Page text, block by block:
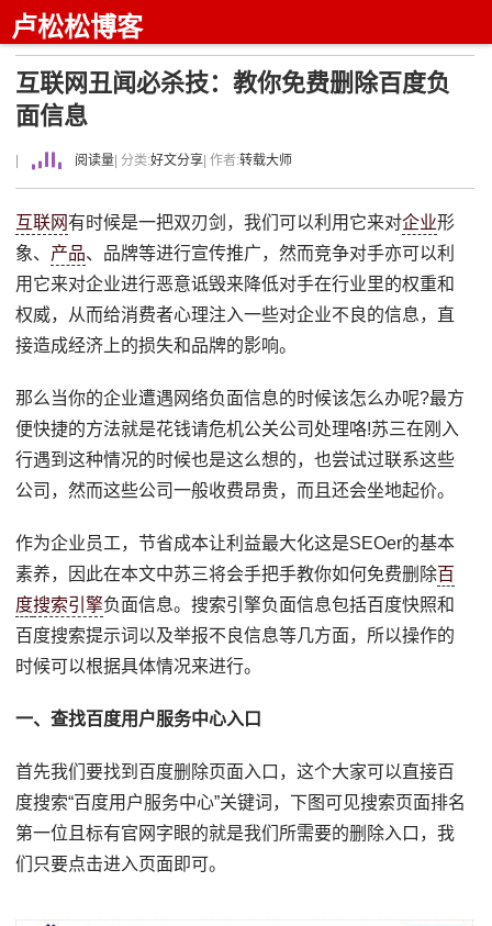
卢松松博客
互联网丑闻必杀技：教你免费删除百度负
面信息
阅读量 | 分类:好文分享 | 作者:转载大师
互联网有时候是一把双刃剑，我们可以利用它来对企业形
象、 产品、品牌等进行宣传推广，然而竞争对手亦可以利
用它来对企业进行恶意诋毁来降低对手在行业里的权重和
权威，从而给消费者心理注入一些对企业不良的信息，直
接造成经济上的损失和品牌的影响。
那么当你的企业遭遇网络负面信息的时候该怎么办呢?最方
便快捷的方法就是花钱请危机公关公司处理咯!苏三在刚入
行遇到这种情况的时候也是这么想的，也尝试过联系这些
公司，然而这些公司一般收费昂贵，而且还会坐地起价。
作为企业员工，节省成本让利益最大化这是SEOer的基本
素养，因此在本文中苏三将会手把手教你如何免费删除百
度搜索引擎负面信息。搜索引擎负面信息包括百度快照和
百度搜索提示词以及举报不良信息等几方面，所以操作的
时候可以根据具体情况来进行。
一、查找百度用户服务中心入口
首先我们要找到百度删除页面入口，这个大家可以直接百
度搜索“百度用户服务中心”关键词，下图可见搜索页面排名
第一位且标有官网字眼的就是我们所需要的删除入口，我
们只要点击进入页面即可。